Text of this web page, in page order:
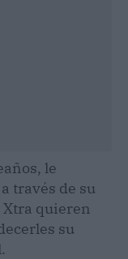
le
través de su
Xtra quieren
su